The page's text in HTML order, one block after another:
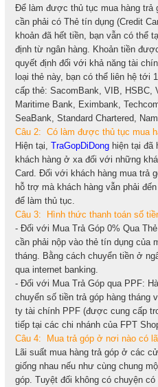
Để làm được thủ tục mua hàng trả
cần phải có Thẻ tín dụng (Credit
khoản đã hết tiền, bạn vẫn có thể
định từ ngân hàng. Khoản tiền
quyết định đối với khả năng tài
loại thẻ này, bạn có thể liên hệ tới
cấp thẻ: SacomBank, VIB, HSBC,
Maritime Bank, Eximbank,
SeaBank, Standard Chartered,
Câu 2: Có làm được thủ tục mua
Hiện tại,TraGopDiDong hiện tại đã
khách hàng ở xa đối với những
Card. Đối với khách hàng mua trả
hỗ trợ mà khách hàng vẫn phải
để làm thủ tục.
Câu 3: Hình thức thanh toán số
- Đối với Mua Trả Góp 0% Qua
cần phải nộp vào thẻ tín dụng của
tháng. Bằng cách chuyển tiền ở
qua internet banking.
- Đối với Mua Trả Góp qua PPF:
chuyển số tiền trả góp hàng tháng
ty tài chính PPF (được cung cấp
tiếp tại các chi nhánh của FPT
Câu 4: Mua trả góp ở nơi nào có
Lãi suất mua hàng trả góp ở các
giống nhau nếu như cùng chung
góp. Tuyệt đối không có chuyện